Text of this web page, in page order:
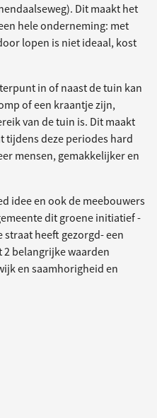
Dit maakt het
hele onderneming: met
lopen is niet ideaal, kost
in of naast de tuin kan
of een kraantje zijn,
van de tuin is. Dit maakt
tijdens deze periodes hard
mensen, gemakkelijker en
idee en ook de meebouwers
dit groene initiatief -
heeft gezorgd- een
belangrijke waarden
en saamhorigheid en